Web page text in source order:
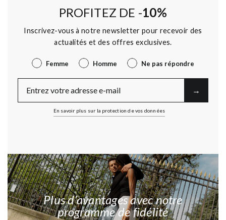
PROFITEZ DE -10%
Inscrivez-vous à notre newsletter pour recevoir des
actualités et des offres exclusives.
Genre Femme Homme Ne pas répondre
→︎
En savoir plus sur la protection de vos données
Plus d’avantages avec notre
programme de fidélité